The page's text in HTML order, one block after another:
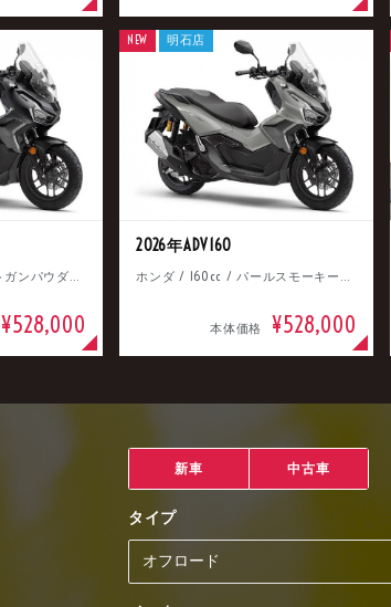
ホンダ / 160cc / マットガンパウダーブラックメタリック
¥528,000
2026年ADV160
ホンダ / 160cc / パールスモーキーグレー
本体価格 ¥528,000
NEW 明石店
新車 中古車
タイプ